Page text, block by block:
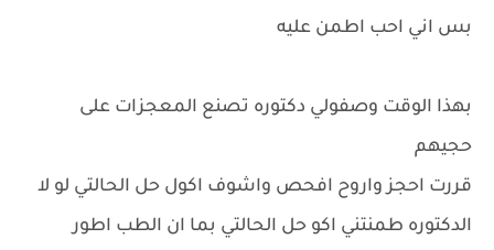
بس اني احب اطمن عليه
بهذا الوقت وصفولي دكتوره تصنع المعجزات على
حجيهم
قررت احجز واروح افحص واشوف اكول حل الحالتي لو لا
الدكتوره طمنتني اكو حل الحالتي بما ان الطب اطور